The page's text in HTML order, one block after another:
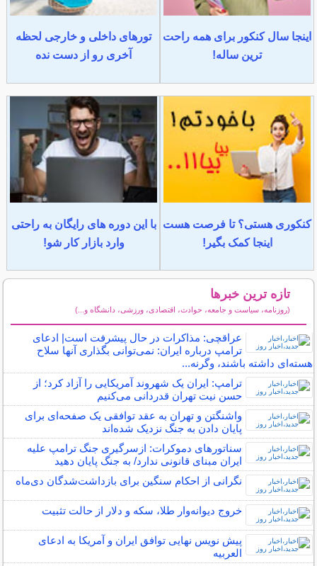
اینجا سال کنکور برای همه راحت
ترین ساله!
تورهای داخلی و خارجی لحظه
آخری رو از دست نده
کنکوری هستی؟ تا فرصت هست
اینجا کمک بگیر!
با این دوره های رایگان به راحتی
وارد بازار کار شو!
تازه ترین خبرها
(روزنامه، سیاست و جامعه، حوادث، اقتصادی، ورزشی، دانشگاه و...)
عراقچی: مذاکرات در حال پیشرفت است| ادعای
ترامپ درباره ایران: نمی‌توانی بگذاری آنها سلاح
هسته‌ای داشته باشند، وگرنه...
ترامپ: ایران یک شهروند آمریکایی را آزاد کرد؛ از
حسن نیت تهران قدردانی می‌کنیم
واشنگتن و تهران به عقد توافقی یک‌ صفحه‌ای برای
پایان دادن به جنگ نزدیک شده‌اند
سناتورهای دموکرات: ازسرگیری جنگ ترامپ علیه
ایران مبنای قانونی ندارد/ به جنگ پایان دهید
نگرانی از احکام سنگین برای بازداشت‌شدگان دی‌ماه
خروج دیوانه‌وار طلا، سکه و دلار از حالت تثبیت
پیش نویس نهایی توافق ایران و آمریکا به ادعای
العربیه